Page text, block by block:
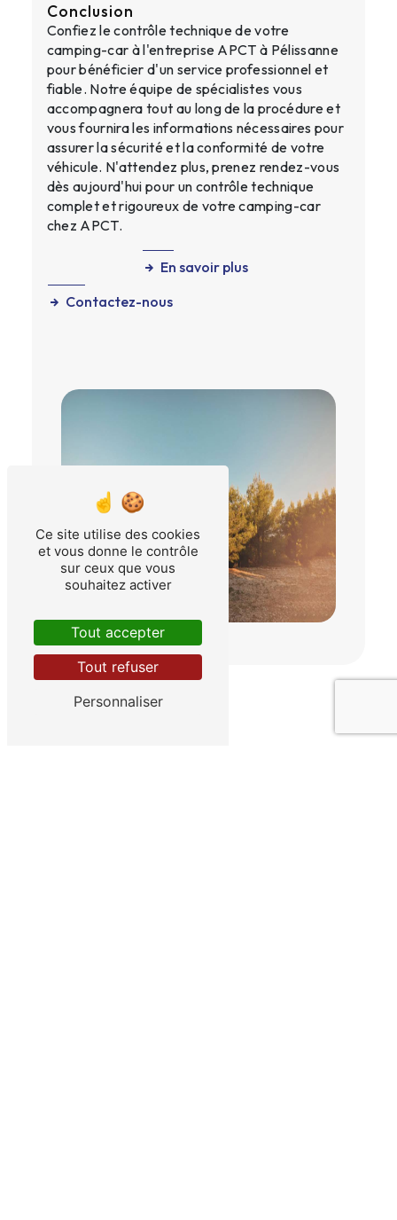
Conclusion
Confiez le contrôle technique de votre
camping-car à l'entreprise APCT à Pélissanne
pour bénéficier d'un service professionnel et
fiable. Notre équipe de spécialistes vous
accompagnera tout au long de la procédure et
vous fournira les informations nécessaires pour
assurer la sécurité et la conformité de votre
véhicule. N'attendez plus, prenez rendez-vous
dès aujourd'hui pour un contrôle technique
complet et rigoureux de votre camping-car
chez APCT.
En savoir plus
Contactez-nous
Ce site utilise des cookies
et vous donne le contrôle
sur ceux que vous
souhaitez activer
Tout accepter
Tout refuser
Personnaliser